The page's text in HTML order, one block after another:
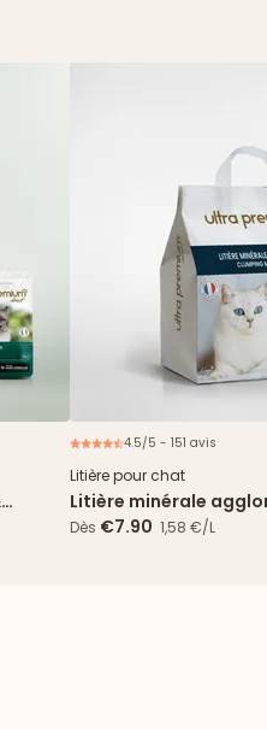
4.5/5 - 151 avis
Litière pour chat
Litière minérale
5L
Dès €7.90 1,58 €/L